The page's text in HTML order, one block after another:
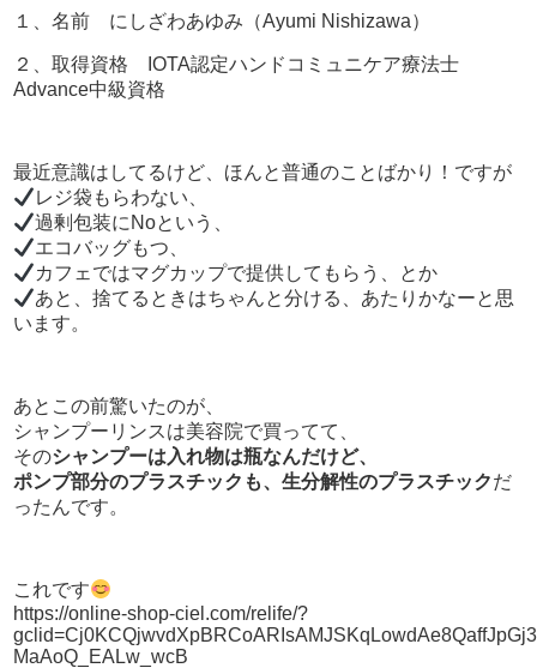
１、名前 にしざわあゆみ（Ayumi Nishizawa）
２、取得資格 IOTA認定ハンドコミュニケア療法士
Advance中級資格
最近意識はしてるけど、ほんと普通のことばかり！ですが
レジ袋もらわない、
過剰包装にNoという、
エコバッグもつ、
カフェではマグカップで提供してもらう、とか
あと、捨てるときはちゃんと分ける、あたりかなーと思
います。
あとこの前驚いたのが、
シャンプーリンスは美容院で買ってて、
そのシャンプーは入れ物は瓶なんだけど、
ポンプ部分のプラスチックも、生分解性のプラスチックだ
ったんです。
これです
https://online-shop-ciel.com/relife/?
MaAoQ_EALw_wcB